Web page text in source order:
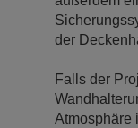
der
Falls der
Atmosphäre